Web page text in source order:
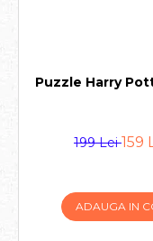
Puzzle Harry
199 Lei159
ADAUGA IN